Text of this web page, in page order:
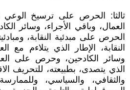
ثالثا: الحرص على ترسيخ
العمال، وباقي الأجراء، وسائر
الحرص على مبدئية النقابة،
النقابة، الإطار الذي يتلاءم مع
وسائر الكادحين، وحرص على
الذي يتصدى، بطبيعته، للتحريف
والثقافي، والسياسي، وللممارسة